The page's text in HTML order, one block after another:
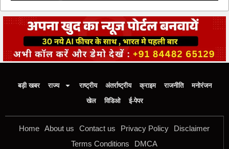
बड़ी खबर राज्य राष्ट्रीय अंतर्राष्ट्रीय क्राइम राजनीति
मनोरंजन
खेल
विडिओ ई-पेपर
Home About us Contact us Privacy Policy
Disclaimer
Terms Conditions
DMCA